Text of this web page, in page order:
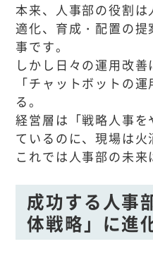
本来、人事部の役割
適化、育成・配置の
事です。
しかし日々の運用改
「チャットボットの
る。
経営層は「戦略人事
ているのに、現場は火
これでは人事部の未来
成功する人事
体戦略」に進